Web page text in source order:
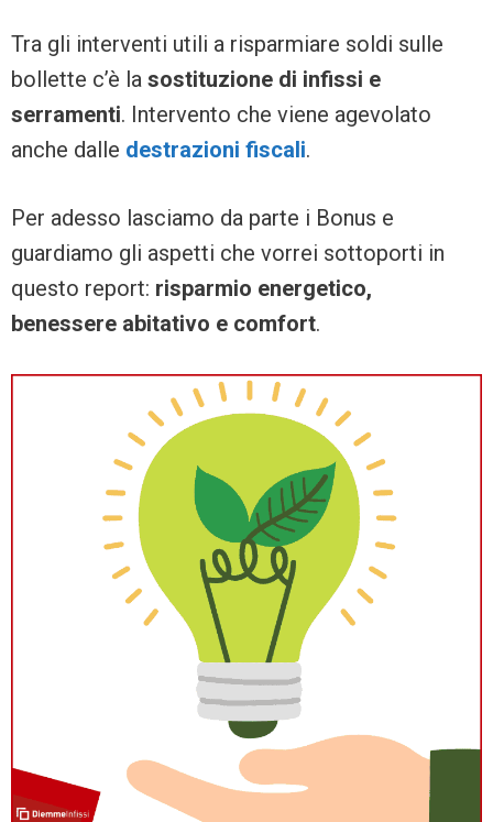
Tra gli interventi utili a risparmiare soldi sulle
bollette c’è la sostituzione di infissi e
serramenti. Intervento che viene agevolato
anche dalle destrazioni fiscali.
Per adesso lasciamo da parte i Bonus e
guardiamo gli aspetti che vorrei sottoporti in
questo report: risparmio energetico,
benessere abitativo e comfort.